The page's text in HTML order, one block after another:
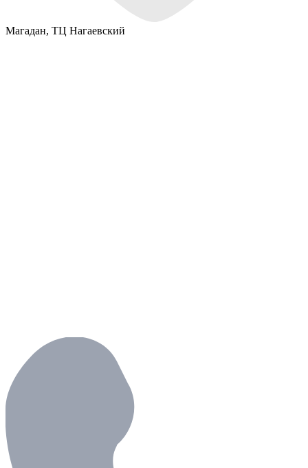
Магадан, ТЦ Нагаевский